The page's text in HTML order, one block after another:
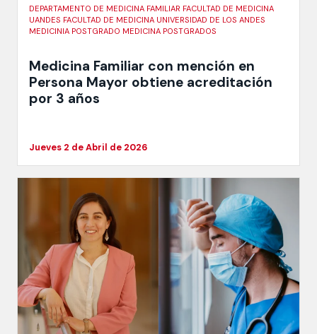
DEPARTAMENTO DE MEDICINA FAMILIAR FACULTAD DE MEDICINA
UANDES FACULTAD DE MEDICINA UNIVERSIDAD DE LOS ANDES
MEDICINIA POSTGRADO MEDICINA POSTGRADOS
Medicina Familiar con mención en
Persona Mayor obtiene acreditación
por 3 años
Jueves 2 de Abril de 2026